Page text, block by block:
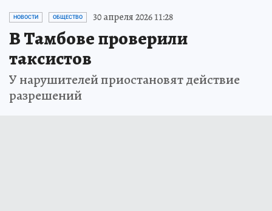
НОВОСТИ ОБЩЕСТВО 30 апреля 2026 11:28
В Тамбове проверили
таксистов
У нарушителей приостановят действие
разрешений